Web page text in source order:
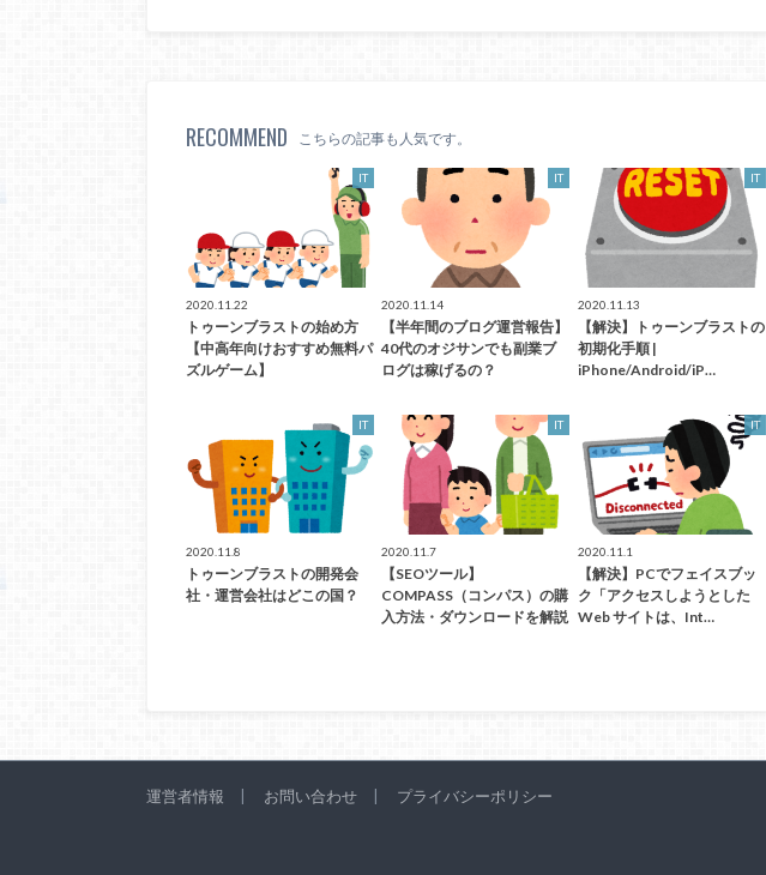
RECOMMEND こちらの記事も人気です。
IT
2020.11.22
トゥーンブラストの始め方
【中高年向けおすすめ無料パ
ズルゲーム】
IT
2020.11.14
【半年間のブログ運営報告】
40代のオジサンでも副業ブ
ログは稼げるの？
IT
2020.11.13
【解決】トゥーンブラストの
初期化手順 |
iPhone/Android/iP…
IT
2020.11.8
トゥーンブラストの開発会
社・運営会社はどこの国？
IT
2020.11.7
【SEOツール】
COMPASS（コンパス）の購
入方法・ダウンロードを解説
IT
2020.11.1
【解決】PCでフェイスブッ
ク「アクセスしようとした
Web サイトは、Int…
運営者情報 お問い合わせ プライバシーポリシー